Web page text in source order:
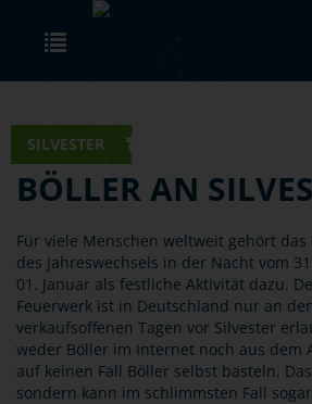
Skip to main content
SILVESTER
BÖLLER AN
Für viele Menschen weltweit gehört das
des Jahreswechsels in der Nacht vom
01. Januar als festliche Aktivität dazu.
Feuerwerk ist in Deutschland nur an
verkaufsoffenen Tagen vor Silvester
weder Böller im Internet noch aus dem
auf keinen Fall Böller selbst basteln.
sondern kann im schlimmsten Fall